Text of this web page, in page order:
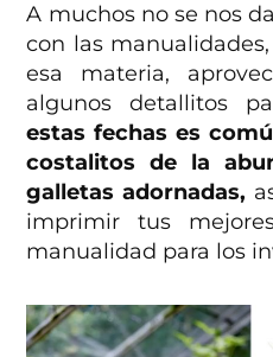
A muchos no se nos
con las
esa materia,
algunos detallitos
estas fechas es
costalitos de la
galletas adornadas,
imprimir tus
manualidad para los